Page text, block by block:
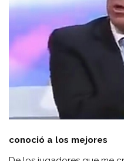
conoció a los mejores